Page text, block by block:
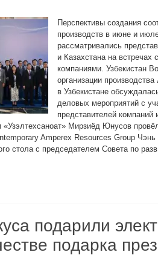
Перспективы создания
производств в июне и
рассматривались
и Казахстана на встречах
компаниями. Узбекистан
организации
в Узбекистане
деловых мероприятий с
представителей компаний
«Узэлтехсаноат» Мирзиёд Юнусов
Amperex Resources Group Чэнь
стола с председателем Совета по
подарили
подарка